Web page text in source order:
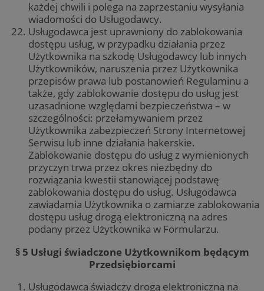
każdej chwili i polega na zaprzestaniu wysyłania
wiadomości do Usługodawcy.
Usługodawca jest uprawniony do zablokowania
dostępu usług, w przypadku działania przez
Użytkownika na szkodę Usługodawcy lub innych
Użytkowników, naruszenia przez Użytkownika
przepisów prawa lub postanowień Regulaminu a
także, gdy zablokowanie dostępu do usług jest
uzasadnione względami bezpieczeństwa – w
szczególności: przełamywaniem przez
Użytkownika zabezpieczeń Strony Internetowej
Serwisu lub inne działania hakerskie.
Zablokowanie dostępu do usług z wymienionych
przyczyn trwa przez okres niezbędny do
rozwiązania kwestii stanowiącej podstawę
zablokowania dostępu do usług. Usługodawca
zawiadamia Użytkownika o zamiarze zablokowania
dostępu usług drogą elektroniczną na adres
podany przez Użytkownika w Formularzu.
§ 5 Usługi świadczone Użytkownikom będącym
Przedsiębiorcami
Usługodawca świadczy drogą elektroniczną na
Nazwa
Domena
przechowywania
_clck .zabrze.com.pl
tygodnie
celu
FCCDCF
.zabrze.com.pl 1 rok 4 tygodnie
__eoi
.zabrze.com.pl
5 miesięcy 4
tygodnie
Nazwa
Provider /
Domena
przechowywania
__gads
Google LLC
.zabrze.com.pl
1 rok
MUID
Microsoft
Corporation
.clarity.ms
1 rok
ANONCHK
Microsoft
.c.clarity.ms
__Secure-YNID
.youtube.com